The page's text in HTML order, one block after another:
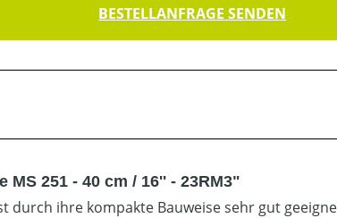
BESTELLANFRAGE SENDEN
251 - 40 cm / 16'' - 23RM3"
durch ihre kompakte Bauweise sehr gut